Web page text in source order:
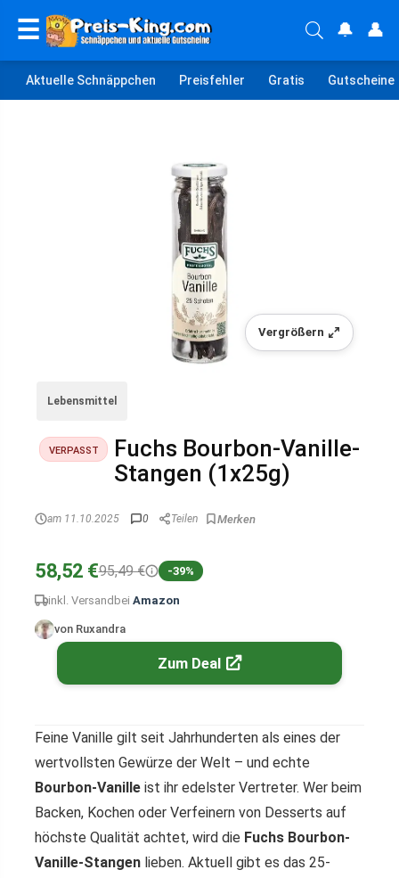
☰ 🔔 👤
Aktuelle Schnäppchen Preisfehler Gratis Gutscheine
Vergrößern
Lebensmittel
VERPASST
Fuchs Bourbon-Vanille-
Stangen (1x25g)
am 11.10.2025 0 Teilen
58,52 €95,49 € -39%
inkl. Versand bei Amazon
von Ruxandra
Zum Deal
Feine Vanille gilt seit Jahrhunderten als eines der
wertvollsten Gewürze der Welt – und echte
Bourbon-Vanille ist ihr edelster Vertreter. Wer beim
Backen, Kochen oder Verfeinern von Desserts auf
höchste Qualität achtet, wird die Fuchs Bourbon-
Vanille-Stangen lieben. Aktuell gibt es das 25-